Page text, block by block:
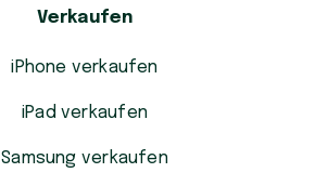
Verkaufen
iPhone verkaufen
iPad verkaufen
Samsung verkaufen